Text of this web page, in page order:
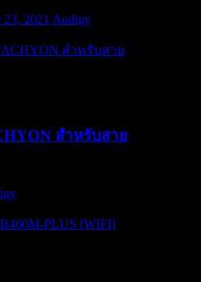
2021 Audigy
สำหรับสาย